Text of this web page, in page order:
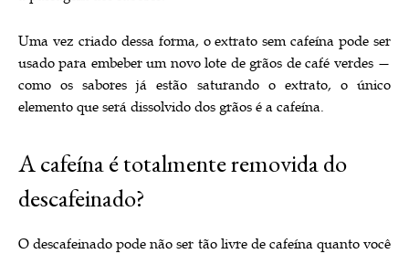
Uma vez criado dessa forma, o extrato sem cafeína pode ser
usado para embeber um novo lote de grãos de café verdes —
como os sabores já estão saturando o extrato, o único
elemento que será dissolvido dos grãos é a cafeína.
A cafeína é totalmente removida do
descafeinado?
O descafeinado pode não ser tão livre de cafeína quanto você